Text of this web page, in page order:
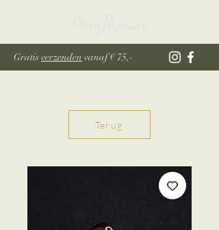
Gratisverzenden vanaf € 75,-
Terug